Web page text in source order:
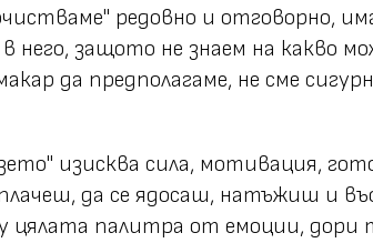
редовно и отговорно,
него, защото не знаем на какво
да предполагаме, не сме
изисква сила, мотивация,
да се ядосаш, натъжиш и
цялата палитра от емоции, дори